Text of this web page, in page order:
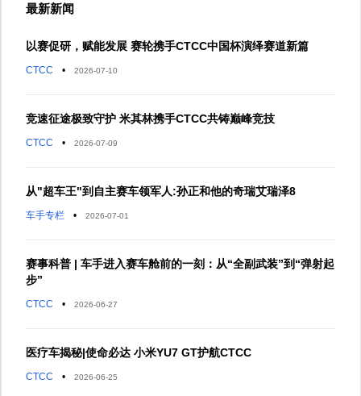
最新新闻
以赛促研，赋能发展 赛轮携手CTCC中国杯演绎赛道新篇
CTCC • 2026-07-10
竞速征途极致守护 米其林携手CTCC共铸巅峰竞技
CTCC • 2026-07-09
从"超车王"到自主赛车领军人:孙正和他的奇瑞艾瑞泽8
车手专栏 • 2026-07-01
赛事科普 | 车手进入赛车舱前的一刻：从“全副武装”到“弹射起
步”
CTCC • 2026-06-27
医疗车揭秘|使命必达 小米YU7 GT护航CTCC
CTCC • 2026-06-25